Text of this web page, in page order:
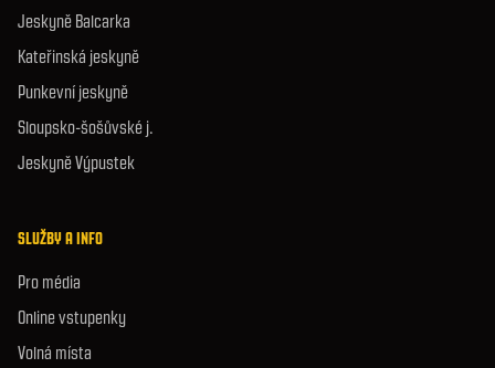
Jeskyně Balcarka
Kateřinská jeskyně
Punkevní jeskyně
Sloupsko-šošůvské j.
Jeskyně Výpustek
SLUŽBY A INFO
Pro média
Online vstupenky
Volná místa